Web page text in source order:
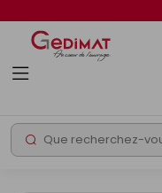
Rechercher